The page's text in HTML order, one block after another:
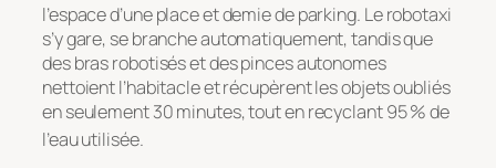
l’espace d’une place et demie de parking. Le robotaxi
s’y gare, se branche automatiquement, tandis que
des bras robotisés et des pinces autonomes
nettoient l’habitacle et récupèrent les objets oubliés
en seulement 30 minutes, tout en recyclant 95 % de
l’eau utilisée.